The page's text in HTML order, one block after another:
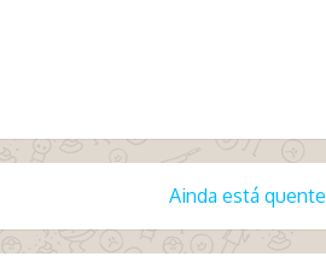
Ainda está quente